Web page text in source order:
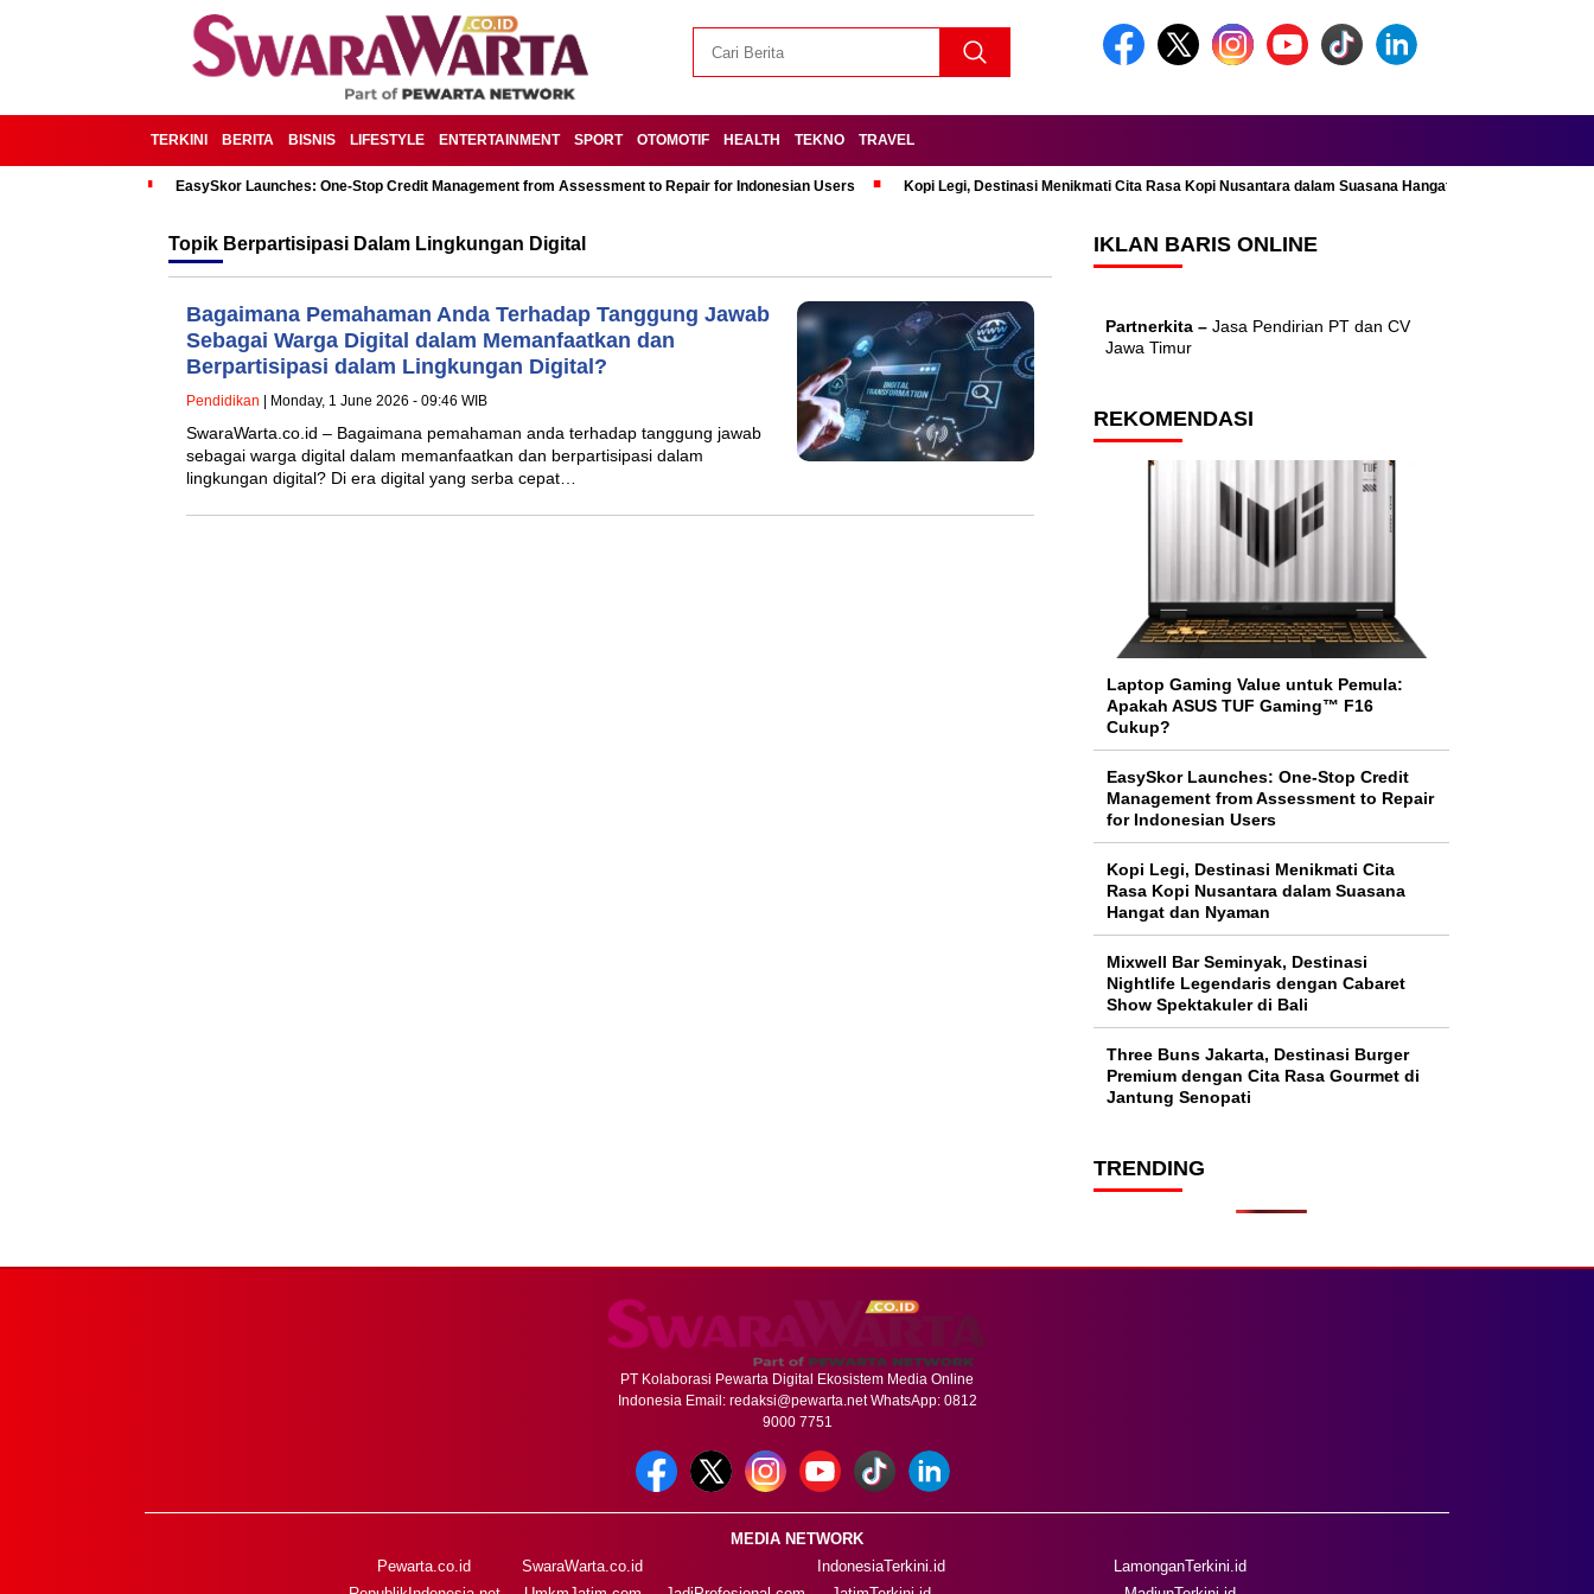
TERKINI BERITA BISNIS LIFESTYLE ENTERTAINMENT SPORT OTOMOTIF HEALTH TEKNO TRAVEL
EasySkor Launches: One-Stop Credit Management from Assessment to Repair for Indonesian Users Kopi Legi, Destinasi Menikmati Cita Rasa Kopi Nusantara dalam Suasana Hangat dan Nyaman
Topik Berpartisipasi Dalam Lingkungan Digital
Bagaimana Pemahaman Anda Terhadap Tanggung Jawab
Sebagai Warga Digital dalam Memanfaatkan dan
Berpartisipasi dalam Lingkungan Digital?
Pendidikan | Monday, 1 June 2026 - 09:46 WIB
SwaraWarta.co.id – Bagaimana pemahaman anda terhadap tanggung jawab
sebagai warga digital dalam memanfaatkan dan berpartisipasi dalam
lingkungan digital? Di era digital yang serba cepat…
IKLAN BARIS ONLINE
Partnerkita – Jasa Pendirian PT dan CV
Jawa Timur
REKOMENDASI
Laptop Gaming Value untuk Pemula:
Apakah ASUS TUF Gaming™ F16
Cukup?
EasySkor Launches: One-Stop Credit
Management from Assessment to Repair
for Indonesian Users
Kopi Legi, Destinasi Menikmati Cita
Rasa Kopi Nusantara dalam Suasana
Hangat dan Nyaman
Mixwell Bar Seminyak, Destinasi
Nightlife Legendaris dengan Cabaret
Show Spektakuler di Bali
Three Buns Jakarta, Destinasi Burger
Premium dengan Cita Rasa Gourmet di
Jantung Senopati
TRENDING
PT Kolaborasi Pewarta Digital Ekosistem Media Online
Indonesia Email: redaksi@pewarta.netWhatsApp: 0812
9000 7751
MEDIA NETWORK
Pewarta.co.id
SwaraWarta.co.id
IndonesiaTerkini.id
LamonganTerkini.id